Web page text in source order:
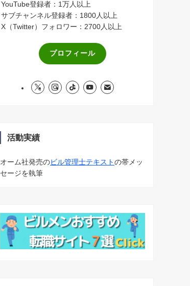
YouTube登録者：1万人以上
サブチャンネル登録者：1800人以上
X（Twitter）フォロワー：2700人以上
プロフィール
活動実績
オーム社発売のビル管理士テキストの帯メッ
セージを執筆